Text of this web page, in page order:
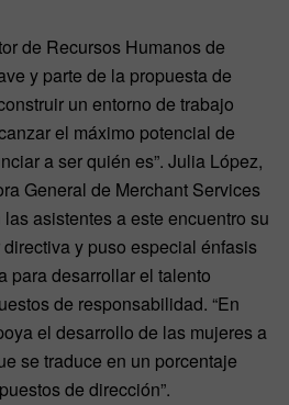
de Recursos Humanos de
y parte de la propuesta de
un entorno de trabajo
el máximo potencial de
a ser quién es”. Julia López,
General de Merchant Services
asistentes a este encuentro su
y puso especial énfasis
para desarrollar el talento
de responsabilidad. “En
el desarrollo de las mujeres a
se traduce en un porcentaje
de dirección”.